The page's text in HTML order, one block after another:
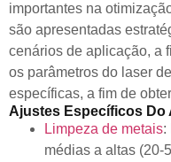
importantes na
são apresentadas
cenários de aplicação, a
os parâmetros do laser
específicas, a fim de
Ajustes Específicos Do
Limpeza de metais:
médias a altas (20-